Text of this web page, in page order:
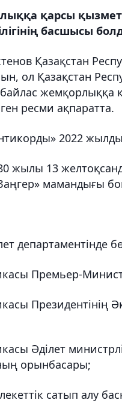
қарсы
басшысы
Қазақстан
ол Қазақстан
ресми ақпаратта.
2022
жылы 13
мамандығы
департаментінде
Премьер-
Президентінің
Әділет
орынбасары;
сатып алу